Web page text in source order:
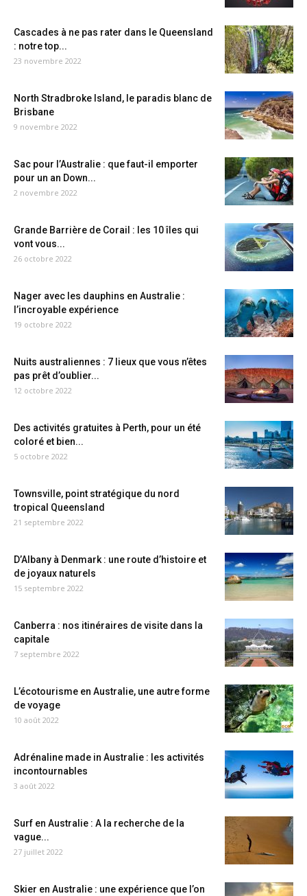
Cascades à ne pas rater dans le Queensland
: notre top...
23 novembre 2022
North Stradbroke Island, le paradis blanc de
Brisbane
9 novembre 2022
Sac pour l’Australie : que faut-il emporter
pour un an Down...
2 novembre 2022
Grande Barrière de Corail : les 10 îles qui
vont vous...
26 octobre 2022
Nager avec les dauphins en Australie :
l’incroyable expérience
19 octobre 2022
Nuits australiennes : 7 lieux que vous n’êtes
pas prêt d’oublier...
12 octobre 2022
Des activités gratuites à Perth, pour un été
coloré et bien...
5 octobre 2022
Townsville, point stratégique du nord
tropical Queensland
21 septembre 2022
D’Albany à Denmark : une route d’histoire et
de joyaux naturels
15 septembre 2022
Canberra : nos itinéraires de visite dans la
capitale
7 septembre 2022
L’écotourisme en Australie, une autre forme
de voyage
10 août 2022
Adrénaline made in Australie : les activités
incontournables
3 août 2022
Surf en Australie : A la recherche de la
vague...
27 juillet 2022
Skier en Australie : une expérience que l’on